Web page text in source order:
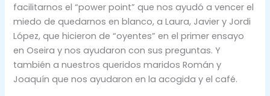
facilitarnos el “power point” que nos ayudó a vencer el
miedo de quedarnos en blanco, a Laura, Javier y Jordi
López, que hicieron de “oyentes” en el primer ensayo
en Oseira y nos ayudaron con sus preguntas. Y
también a nuestros queridos maridos Román y
Joaquín que nos ayudaron en la acogida y el café.